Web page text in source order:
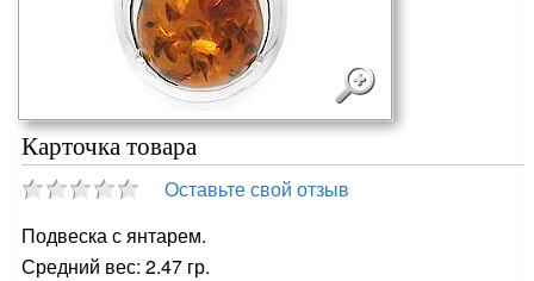
Карточка товара
Оставьте свой отзыв
Подвеска с янтарем.
Средний вес: 2.47 гр.